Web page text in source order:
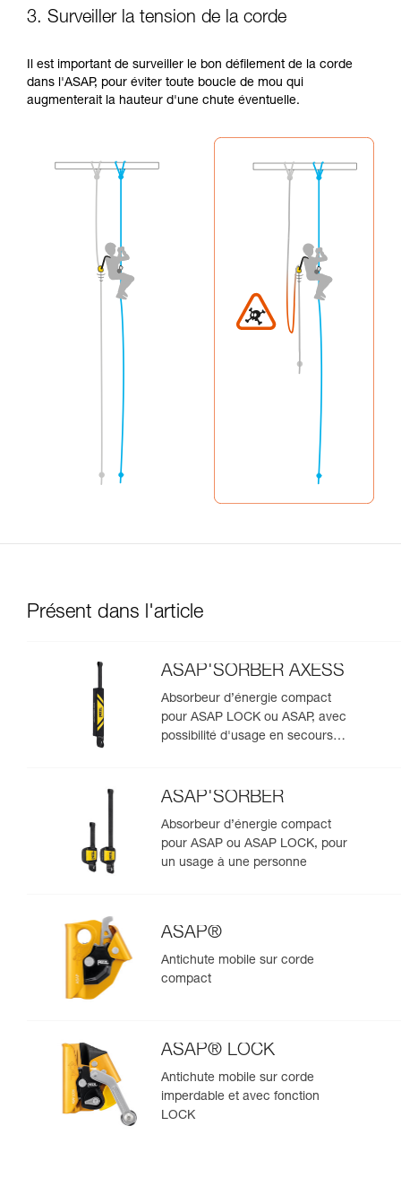
3. Surveiller la tension de la corde
Il est important de surveiller le bon défilement de la corde
dans l'ASAP, pour éviter toute boucle de mou qui
augmenterait la hauteur d'une chute éventuelle.
Présent dans l'article
ASAP'SORBER AXESS
Absorbeur d’énergie compact
pour ASAP LOCK ou ASAP, avec
possibilité d'usage en secours
ASAP'SORBER
Absorbeur d’énergie compact
pour ASAP ou ASAP LOCK, pour
un usage à une personne
ASAP®
Antichute mobile sur corde
compact
ASAP® LOCK
Antichute mobile sur corde
imperdable et avec fonction
LOCK